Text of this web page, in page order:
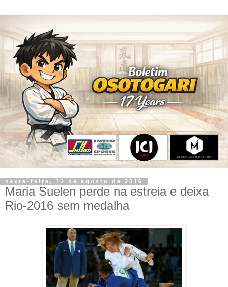
sexta-feira, 12 de agosto de 2016
Maria Suelen perde na estreia e deixa
Rio-2016 sem medalha